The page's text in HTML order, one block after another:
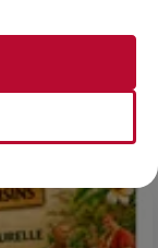
» INVESTIT
« Le Rêve
romain les 6,